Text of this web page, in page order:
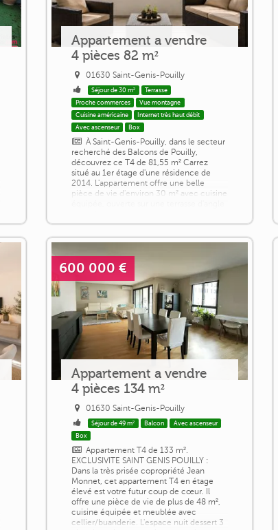
Appartement a vendre
4 pièces 82 m²
01630 Saint-Genis-Pouilly
Séjour de 30 m²
Terrasse
Proche commerces
Vue montagne
Cuisine américaine
Internet très haut débit
Avec ascenseur
Box
À Saint-Genis-Pouilly, dans le secteur
recherché des Balcons de Pouilly,
découvrez ce T4 de 81,55 m² Carrez
situé au 1er étage d'une résidence de
2014. L'appartement offre une belle
pièce de vie d'environ 30 m² avec cuisine
sur le Jura. Lumineux et bien agencé, il
calme, tout en restant proche des [...]
600 000 €
Appartement a vendre
4 pièces 134 m²
01630 Saint-Genis-Pouilly
Séjour de 49 m² Balcon
Avec ascenseur
Box
Appartement T4 de 133 m².
EXCLUSIVITE SAINT GENIS POUILLY :
Dans la très prisée copropriété Jean
Monnet, cet appartement T4 en étage
élevé est votre futur coup de cœur. Il
offre une pièce de vie de plus de 48 m²,
cuisine équipée et meublée avec
cellier/buanderie. L'espace nuit dessert 3